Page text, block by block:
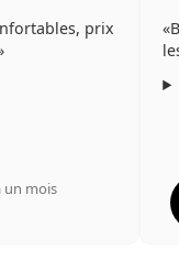
un mois
5 sur 5